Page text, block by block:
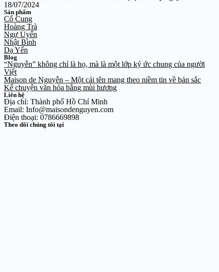
18/07/2024
Sản phẩm
Cố Cung
Hoàng Trà
Ngự Uyển
Nhật Bình
Dạ Yến
Blog
“Nguyễn” không chỉ là họ, mà là một lớp ký ức chung của người
Việt
Maison de Nguyễn – Một cái tên mang theo niềm tin về bản sắc
Kể chuyện văn hóa bằng mùi hương
Liên hệ
Địa chỉ: Thành phố Hồ Chí Minh
Email: Info@maisondenguyen.com
Điện thoại: 0786669898
Theo dõi chúng tôi tại